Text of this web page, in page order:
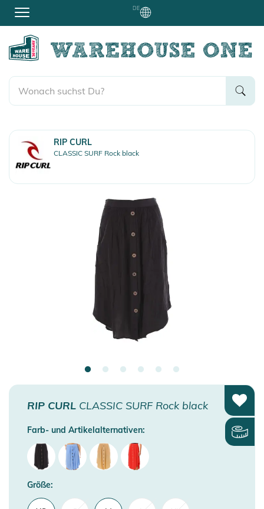
DE
RIP CURL
CLASSIC SURF Rock black
RIP CURL CLASSIC SURF Rock black
Farb- und Artikelalternativen:
Größe: